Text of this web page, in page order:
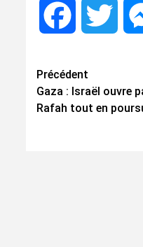
Facebook
Navigation
d’article
Précédent
Gaza : Israël ouvre
Rafah tout en